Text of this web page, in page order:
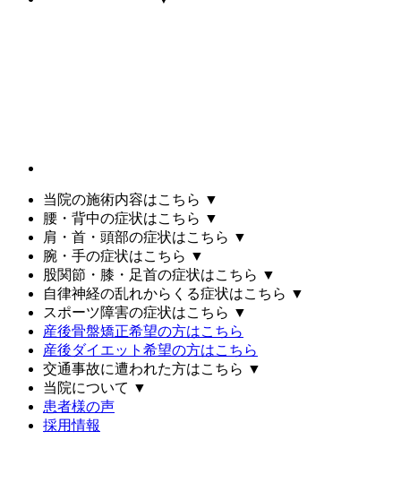
当院の施術内容はこちら ▼
腰・背中の症状はこちら ▼
肩・首・頭部の症状はこちら ▼
腕・手の症状はこちら ▼
股関節・膝・足首の症状はこちら ▼
自律神経の乱れからくる症状はこちら ▼
スポーツ障害の症状はこちら ▼
産後骨盤矯正希望の方はこちら
産後ダイエット希望の方はこちら
交通事故に遭われた方はこちら ▼
当院について ▼
患者様の声
採用情報